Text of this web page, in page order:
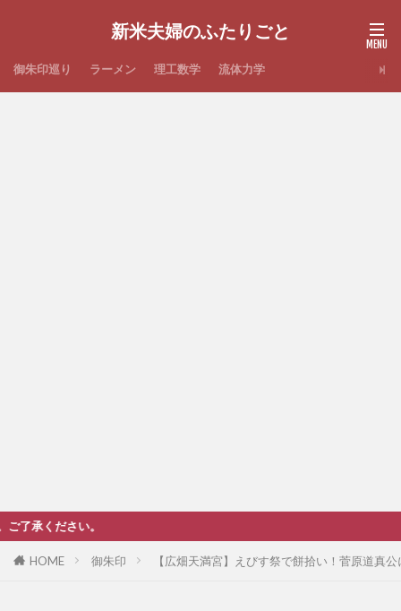
新米夫婦のふたりごと
御朱印巡り ラーメン 理工数学 流体力学
HOME 御朱印 【広畑天満宮】えびす祭で餅拾い！菅原道真